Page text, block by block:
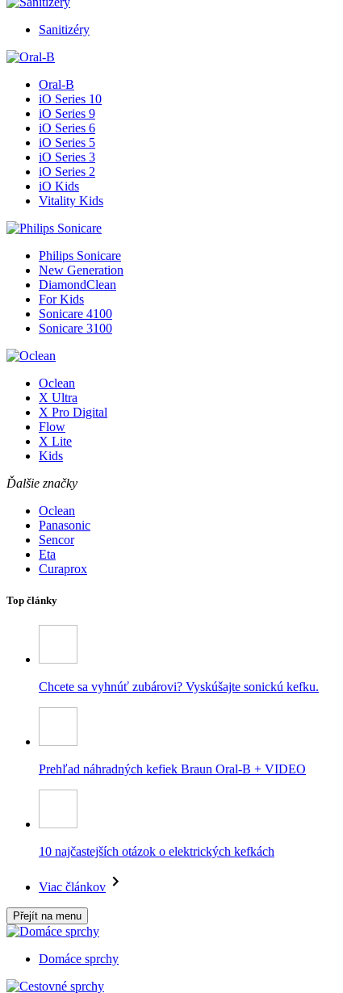
Sanitizéry
Oral-B
iO Series 10
iO Series 9
iO Series 6
iO Series 5
iO Series 3
iO Series 2
iO Kids
Vitality Kids
Philips Sonicare
New Generation
DiamondClean
For Kids
Sonicare 4100
Sonicare 3100
Oclean
X Ultra
X Pro Digital
Flow
X Lite
Kids
Ďalšie značky
Oclean
Panasonic
Sencor
Eta
Curaprox
Top články
Chcete sa vyhnúť zubárovi? Vyskúšajte sonickú kefku.
Prehľad náhradných kefiek Braun Oral-B + VIDEO
10 najčastejších otázok o elektrických kefkách
Viac článkov
Přejít na menu
Domáce sprchy